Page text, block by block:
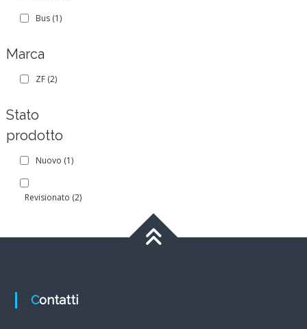
Bus (1)
Marca
ZF (2)
Stato
prodotto
Nuovo (1)
Revisionato (2)
Contatti